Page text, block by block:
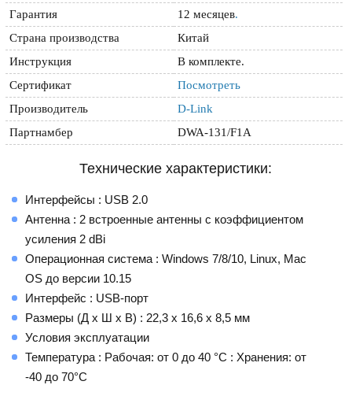
Гарантия
12 месяцев.
Страна производства
Китай
Инструкция
В комплекте.
Сертификат
Посмотреть
Производитель
D-Link
Партнамбер
DWA-131/F1A
Технические характеристики:
Интерфейсы : USB 2.0
Антенна : 2 встроенные антенны с коэффициентом
усиления 2 dBi
Операционная система : Windows 7/8/10, Linux, Mac
OS до версии 10.15
Интерфейс : USB-порт
Размеры (Д x Ш x В) : 22,3 x 16,6 x 8,5 мм
Условия эксплуатации
Температура : Рабочая: от 0 до 40 °C : Хранения: от
-40 до 70°C